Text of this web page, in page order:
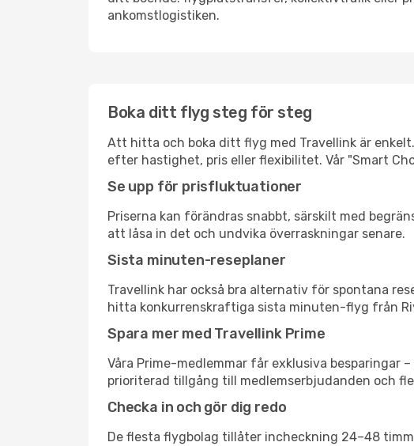
ankomstlogistiken.
Boka ditt flyg steg för steg
Att hitta och boka ditt flyg med Travellink är
efter hastighet, pris eller flexibilitet. Vår "Smart
Se upp för prisfluktuationer
Priserna kan förändras snabbt, särskilt med
att låsa in det och undvika överraskningar senare.
Sista minuten-reseplaner
Travellink har också bra alternativ för spontana
hitta konkurrenskraftiga sista minuten-flyg från
Spara mer med Travellink Prime
Våra Prime-medlemmar får exklusiva besparingar
prioriterad tillgång till medlemserbjudanden och
Checka in och gör dig redo
De flesta flygbolag tillåter incheckning 24–48